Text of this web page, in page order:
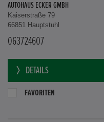
AUTOHAUS ECKER GMBH
Kaiserstraße 79
66851 Hauptstuhl
063724607
DETAILS
FAVORITEN